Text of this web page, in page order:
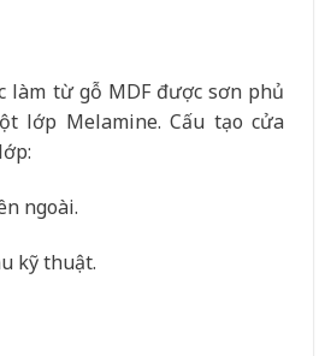
làm từ gỗ MDF được sơn phủ
lớp Melamine. Cấu tạo cửa
ngoài.
kỹ thuật.